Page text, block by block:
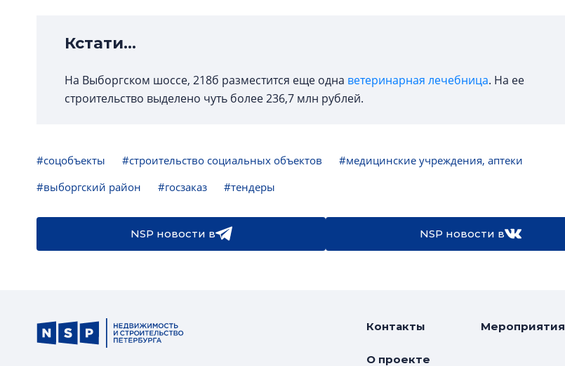
Кстати...
На Выборгском шоссе, 218б разместится еще одна ветеринарная лечебница. На ее
строительство выделено чуть более 236,7 млн рублей.
#соцобъекты #строительство социальных объектов
#медицинские учреждения, аптеки
#выборгский район
#госзаказ #тендеры
NSP новости в NSP новости в
Контакты
О проекте
Мероприятия